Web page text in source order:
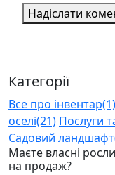
Надіслати
Категорії
Все про інвентар(1)
оселі(21) Послуги
Садовий ландшафт
Маєте власні
на продаж?